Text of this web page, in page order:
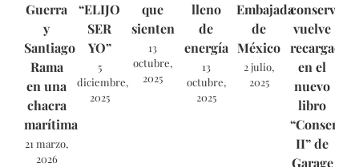
Guerra
y
Santiago
Rama
en una
chacra
marítima
21 marzo,
2026
“ELIJO
SER
YO”
5
diciembre,
2025
que
sienten
13
octubre,
2025
lleno
de
energía
13
octubre,
2025
Embajada
de
México
2 julio,
2025
conservar
vuelve
recargado
en el
nuevo
libro
“Conservas
II” de
Garage